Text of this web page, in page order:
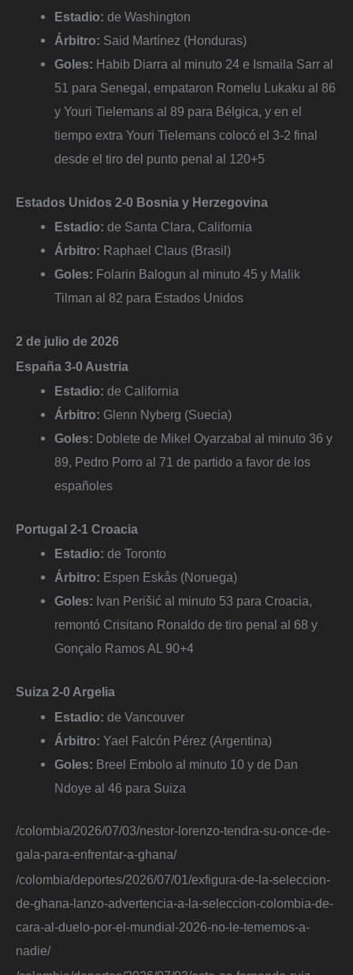
Estadio:de Washington
Árbitro: Said Martínez (Honduras)
Goles: Habib Diarra al minuto 24 e Ismaila Sarr al
51 para Senegal, empataron Romelu Lukaku al 86
y Youri Tielemans al 89 para Bélgica, y en el
tiempo extra Youri Tielemans colocó el 3-2 final
desde el tiro del punto penal al 120+5
Estados Unidos 2-0 Bosnia y Herzegovina
Estadio:de Santa Clara, California
Árbitro: Raphael Claus (Brasil)
Goles: Folarin Balogun al minuto 45 y Malik
Tilman al 82 para Estados Unidos
2 de julio de 2026
España 3-0 Austria
Estadio:de California
Árbitro: Glenn Nyberg (Suecia)
Goles: Doblete de Mikel Oyarzabal al minuto 36 y
89, Pedro Porro al 71 de partido a favor de los
españoles
Portugal 2-1 Croacia
Estadio:de Toronto
Árbitro: Espen Eskås (Noruega)
Goles: Ivan Perišić al minuto 53 para Croacia,
remontó Crisitano Ronaldo de tiro penal al 68 y
Gonçalo Ramos AL 90+4
Suiza 2-0 Argelia
Estadio:de Vancouver
Árbitro:Yael Falcón Pérez (Argentina)
Goles: Breel Embolo al minuto 10 y de Dan
Ndoye al 46 para Suiza
/colombia/2026/07/03/nestor-lorenzo-tendra-su-once-de-
gala-para-enfrentar-a-ghana/
/colombia/deportes/2026/07/01/exfigura-de-la-seleccion-
de-ghana-lanzo-advertencia-a-la-seleccion-colombia-de-
cara-al-duelo-por-el-mundial-2026-no-le-tememos-a-
nadie/